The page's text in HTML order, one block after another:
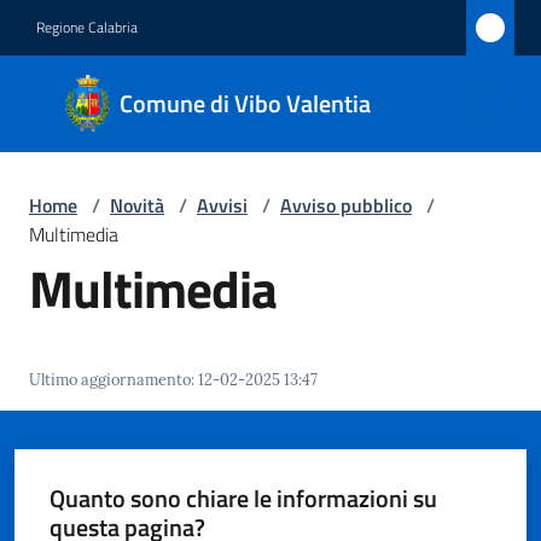
Regione Calabria
Comune di Vibo Valentia
Comune
di Vibo
Valentia
Servizi
Vivere
Vibo
Valentia
Home / Novità / Avvisi / Avviso pubblico /
Multimedia
Multimedia
Ultimo aggiornamento:12-02-2025 13:47
Quanto sono chiare le informazioni su
questa pagina?